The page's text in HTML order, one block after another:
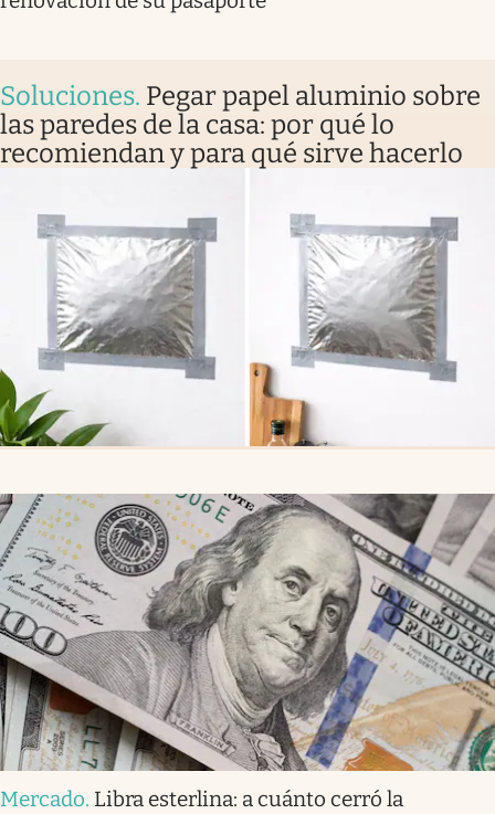
Soluciones. Pegar papel aluminio sobre
las paredes de la casa: por qué lo
recomiendan y para qué sirve hacerlo
Mercado. Libra esterlina: a cuánto cerró la